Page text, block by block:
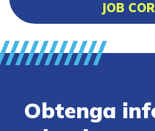
JOB
Obtenga